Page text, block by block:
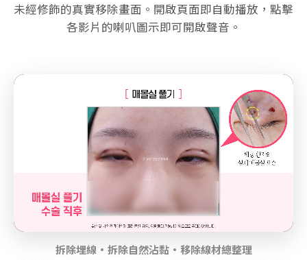
未經修飾的真實移除畫面。開啟頁面即自動播放，點擊
各影片的喇叭圖示即可開啟聲音。
拆除埋線·拆除自然沾黏·移除線材總整理